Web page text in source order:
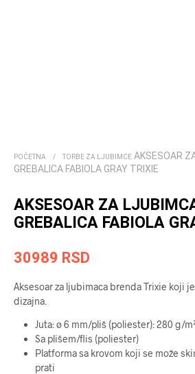
POČETNA / TORBE ZA LJUBIMCE AKSESOAR
GREBALICA FABIOLA GRAY TRIXIE
AKSESOAR ZA
GREBALICA FABIOLA
30989 RSD
Aksesoar za ljubimaca brenda Trixie koji
dizajna.
Juta: ø 6 mm/pliš (poliester): 280 g/
Sa plišem/flis (poliester)
Platforma sa krovom koji se može
prati